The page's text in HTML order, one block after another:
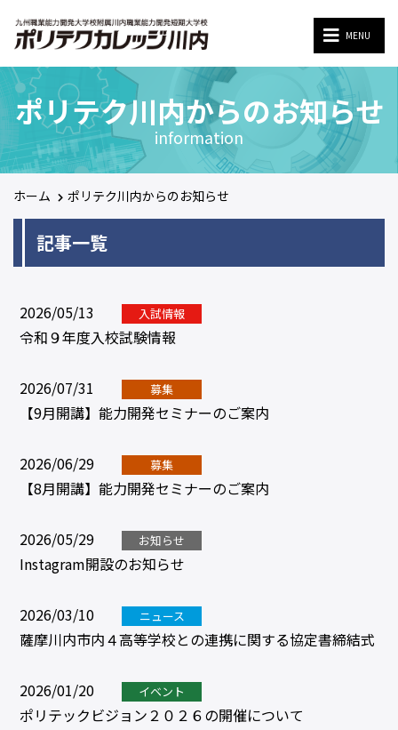
MENU
MENU
ポリテク川内からのお知らせ
information
ホーム ポリテク川内からのお知らせ
記事一覧
2026/05/13 入試情報
令和９年度入校試験情報
2026/07/31 募集
【9月開講】能力開発セミナーのご案内
2026/06/29 募集
【8月開講】能力開発セミナーのご案内
2026/05/29 お知らせ
Instagram開設のお知らせ
2026/03/10 ニュース
薩摩川内市内４高等学校との連携に関する協定書締結式
2026/01/20 イベント
ポリテックビジョン２０２６の開催について